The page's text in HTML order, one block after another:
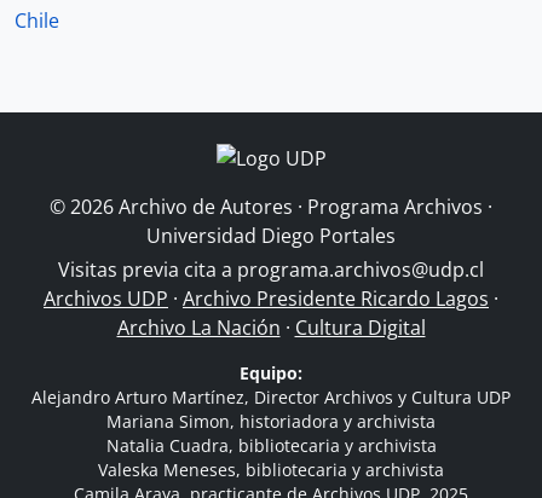
Chile
© 2026 Archivo de Autores · Programa Archivos ·
Universidad Diego Portales
Visitas previa cita a programa.archivos@udp.cl
Archivos UDP · Archivo Presidente Ricardo Lagos ·
Archivo La Nación · Cultura Digital
Equipo:
Alejandro Arturo Martínez, Director Archivos y Cultura UDP
Mariana Simon, historiadora y archivista
Natalia Cuadra, bibliotecaria y archivista
Valeska Meneses, bibliotecaria y archivista